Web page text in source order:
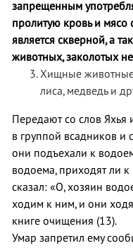
запрещенным
пролитую кровь и мясо
является скверной, а
животных, заколотых
Хищные животные.
лиса, медведь и
Передают со слов Яхья
в группой всадников и
они подъехали к
водоема, приходят ли
сказал: «О, хозяин
ходим к ним, и они
книге очищения (13).
Умар запретил ему